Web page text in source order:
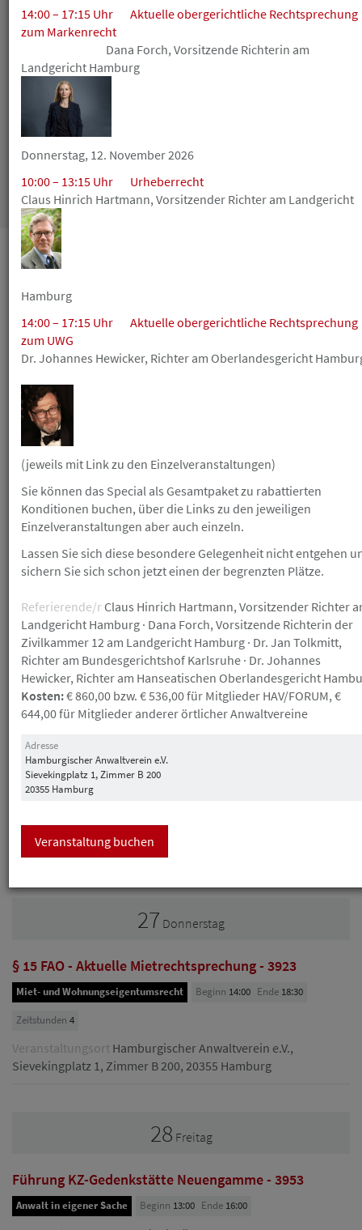
Datum
Suchen
14:00 – 17:15 Uhr Aktuelle obergerichtliche Rechtsprechung
zum Markenrecht
Dana Forch, Vorsitzende Richterin am
Landgericht Hamburg
Donnerstag, 12. November 2026
10:00 – 13:15 Uhr Urheberrecht
Claus Hinrich Hartmann, Vorsitzender Richter am
Hamburg
14:00 – 17:15 Uhr Aktuelle obergerichtliche Rechtsprechung
zum UWG
Dr. Johannes Hewicker, Richter am Oberlandesgericht
(jeweils mit Link zu den Einzelveranstaltungen)
Sie können das Special als Gesamtpaket zu rabattierten
Konditionen buchen, über die Links zu den jeweiligen
Einzelveranstaltungen aber auch einzeln.
Lassen Sie sich diese besondere Gelegenheit nicht entgehen
sichern Sie sich schon jetzt einen der begrenzten Plätze.
Referierende/r Claus Hinrich Hartmann, Vorsitzender Richter
Landgericht Hamburg · Dana Forch, Vorsitzende Richterin der
Zivilkammer 12 am Landgericht Hamburg · Dr. Jan Tolkmitt,
Richter am Bundesgerichtshof Karlsruhe · Dr. Johannes
Hewicker, Richter am Hanseatischen Oberlandesgericht
Kosten:€ 860,00 bzw. € 536,00 für Mitglieder HAV/FORUM, €
644,00 für Mitglieder anderer örtlicher Anwaltvereine
Adresse
Hamburgischer Anwaltverein e.V.
Sievekingplatz 1, Zimmer B 200
20355 Hamburg
Veranstaltung buchen
13Donnerstag
HAVfit - bewegte Pause - online - 3152
Beginn12:30
Sommerpause - Es geht weiter am 20. August 2026 !!!
19
Führung Tierpark Hagenbeck: Tierische Generationen
Anwalt in eigener Sache Beginn15:00 Ende16:30
VeranstaltungsortTierpark Hagenbeck, Lokstedter
Grenzstraße 2, 22527 Hamburg
Golfturnier "Law meets Tax" Hamburg - 3919
Veranstaltungsort
Golf-Club Falkenstein, In de Bargen 59,
27 Donnerstag
§ 15 FAO - Aktuelle Mietrechtsprechung - 3923
Miet- und Wohnungseigentumsrecht Beginn 14:00 Ende 18:30
Zeitstunden 4
Veranstaltungsort Hamburgischer Anwaltverein e.V.,
Sievekingplatz 1, Zimmer B 200, 20355 Hamburg
28 Freitag
Führung KZ-Gedenkstätte Neuengamme - 3953
Anwalt in eigener Sache Beginn 13:00 Ende 16:00